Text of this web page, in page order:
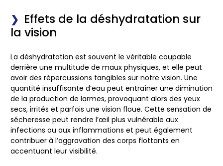
Effets de la déshydratation sur
la vision
La déshydratation est souvent le véritable coupable
derrière une multitude de maux physiques, et elle peut
avoir des répercussions tangibles sur notre vision. Une
quantité insuffisante d’eau peut entraîner une diminution
de la production de larmes, provoquant alors des yeux
secs, irrités et parfois une vision floue. Cette sensation de
sécheresse peut rendre l’œil plus vulnérable aux
infections ou aux inflammations et peut également
contribuer à l’aggravation des corps flottants en
accentuant leur visibilité.